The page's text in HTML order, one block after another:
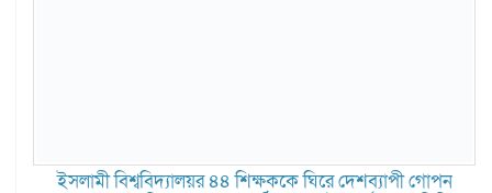
ইসলামী বিশ্ববিদ্যালয়র ৪৪ শিক্ষককে ঘিরে দেশব্যাপী গোপন